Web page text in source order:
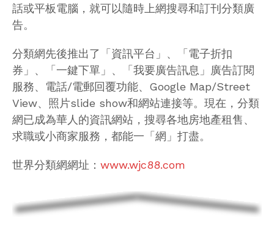
話或平板電腦，就可以隨時上網搜尋和訂刊分類廣
告。
分類網先後推出了「資訊平台」、「電子折扣
券」、「一鍵下單」、「我要廣告訊息」廣告訂閱
服務、電話/電郵回覆功能、Google Map/Street
View、照片slide show和網站連接等。現在，分類
網已成為華人的資訊網站，搜尋各地房地產租售、
求職或小商家服務，都能一「網」打盡。
世界分類網網址： www.wjc88.com